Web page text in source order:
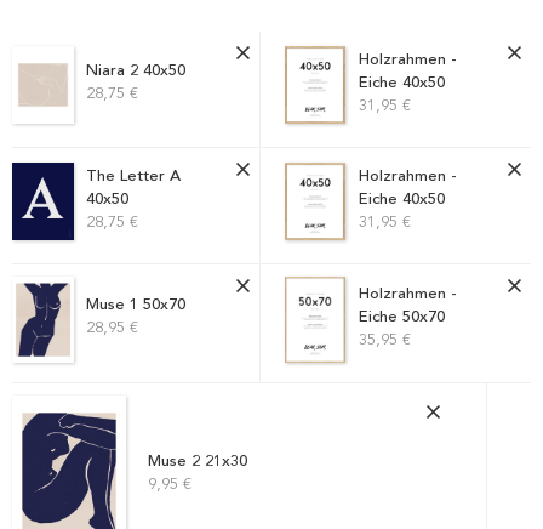
Holzrahmen -
Eiche 40x50
31,95 €
Niara 2 40x50
28,75 €
Holzrahmen -
Eiche 40x50
31,95 €
The Letter A
40x50
28,75 €
Holzrahmen -
Eiche 50x70
35,95 €
Muse 1 50x70
28,95 €
Muse 2 21x30
9,95 €